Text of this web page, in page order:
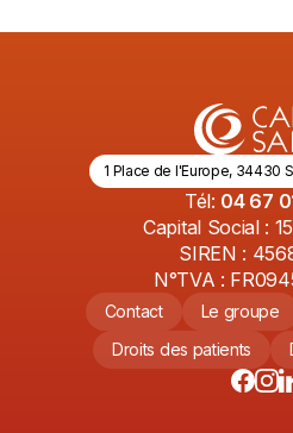
1 Place de l'Europe, 34430
Tél: 04 67
Capital Social :
SIREN :
N°TVA :
Contact Le groupe
Droits des patients